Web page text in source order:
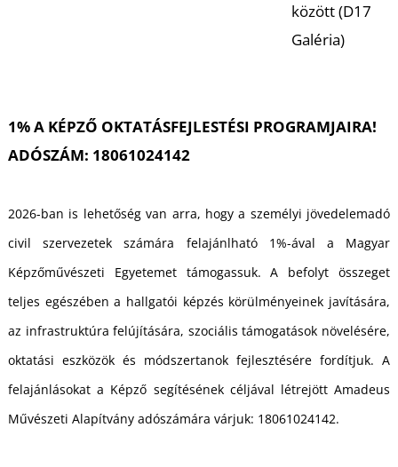
között (D17
Galéria)
1% A KÉPZŐ OKTATÁSFEJLESTÉSI PROGRAMJAIRA!
ADÓSZÁM: 18061024142
2026-ban is lehetőség van arra, hogy a személyi jövedelemadó
civil szervezetek számára felajánlható 1%-ával a Magyar
Képzőművészeti Egyetemet támogassuk. A befolyt összeget
teljes egészében a hallgatói képzés körülményeinek javítására,
az infrastruktúra felújítására, szociális támogatások növelésére,
oktatási eszközök és módszertanok fejlesztésére fordítjuk. A
felajánlásokat a Képző segítésének céljával létrejött Amadeus
Művészeti Alapítvány adószámára várjuk: 18061024142.